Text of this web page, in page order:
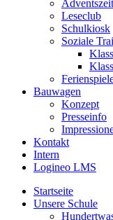
Adventszeit
Leseclub
Schulkiosk
Soziale
Bauwagen
Konzept
Presseinfo
Kontakt
Intern
Logineo LMS
Startseite
Unsere Schule